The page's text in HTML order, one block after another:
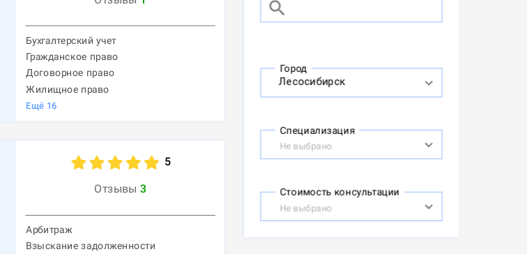
Бухгалтерский учет
Гражданское право
Договорное право
Жилищное право
Ещё 16
5
Отзывы 3
Арбитраж
Взыскание задолженности
Город
Специализация
Не выбрано
Стоимость консультации
Не выбрано